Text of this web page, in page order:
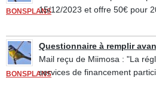
BONSPLANS15/12/2023 et offre 50€ pour
BONSPLANS
Questionnaire à remplir
Mail reçu de Miimosa : "La
services de financement